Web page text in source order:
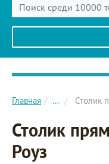
Главное меню
Главная ... Столик
Столик
Роуз